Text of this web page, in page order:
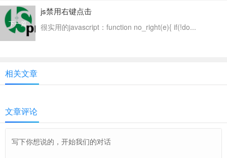
下一篇
js禁用右键点击
很实用的javascript：function no_right(e){ if(!do...
相关文章
文章评论